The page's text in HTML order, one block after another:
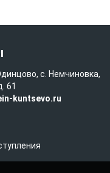
с. Немчиновка,
61
kuntsevo.ru